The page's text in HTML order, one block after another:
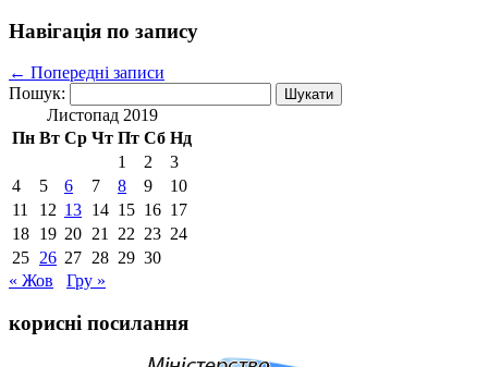
Навігація по запису
← Попередні записи
Пошук:
Листопад 2019
Пн Вт Ср Чт Пт Сб Нд
1
2
3
4
5 6 7 8 9
10
11
12 13 14 15 16 17
18 19 20 21 22 23 24
25 26 27 28 29 30
« Жов
Гру »
корисні посилання